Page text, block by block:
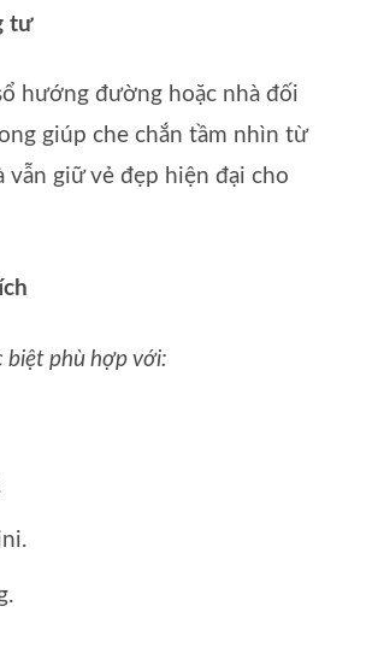
tư
hướng đường hoặc nhà đối
giúp che chắn tầm nhìn từ
vẫn giữ vẻ đẹp hiện đại cho
biệt phù hợp với: